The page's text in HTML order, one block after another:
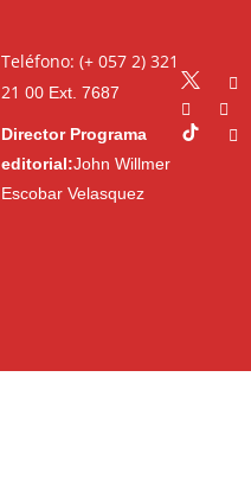
Teléfono: (+ 057 2) 321
21 00Ext. 7687
Director Programa
editorial:John Willmer
Escobar Velasquez